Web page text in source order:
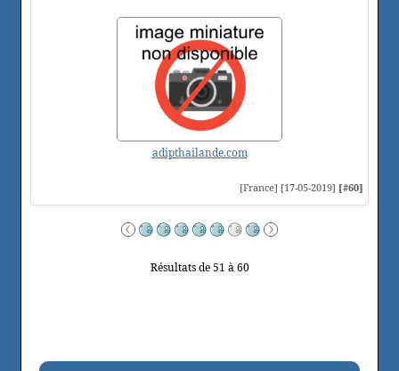
adipthailande.com
[France] [17-05-2019] [#60]
Résultats de 51 à 60